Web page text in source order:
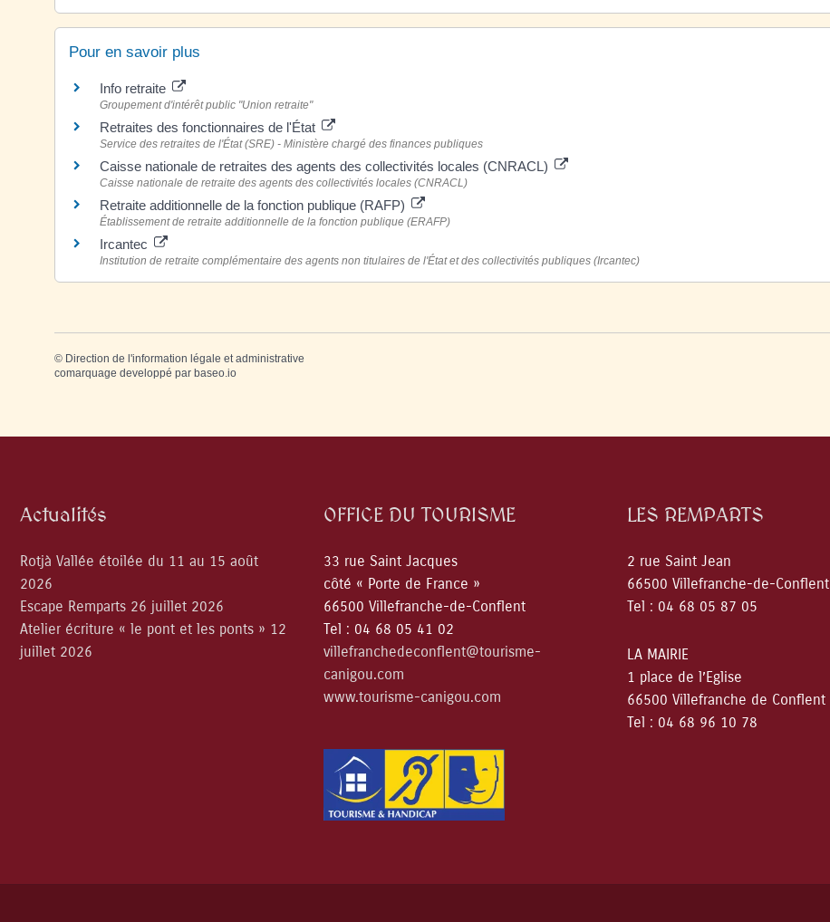
Pour en savoir plus
Info retraite
Groupement d'intérêt public "Union retraite"
Retraites des fonctionnaires de l'État
Service des retraites de l'État (SRE) - Ministère chargé des finances publiques
Caisse nationale de retraites des agents des collectivités locales (CNRACL)
Caisse nationale de retraite des agents des collectivités locales (CNRACL)
Retraite additionnelle de la fonction publique (RAFP)
Établissement de retraite additionnelle de la fonction publique (ERAFP)
Ircantec
Institution de retraite complémentaire des agents non titulaires de l'État et des collectivités publiques (Ircantec)
© Direction de l'information légale et administrative
comarquage developpé par baseo.io
Actualités
Rotjà Vallée étoilée du 11 au 15 août
2026
Escape Remparts 26 juillet 2026
Atelier écriture « le pont et les ponts » 12
juillet 2026
OFFICE DU TOURISME
33 rue Saint Jacques
côté « Porte de France »
66500 Villefranche-de-Conflent
Tel : 04 68 05 41 02
villefranchedeconflent@tourisme-
canigou.com
www.tourisme-canigou.com
LES REMPARTS
2 rue Saint Jean
66500 Villefranche-de-Conflent
Tel : 04 68 05 87 05
LA MAIRIE
1 place de l’Eglise
66500 Villefranche de Conflent
Tel : 04 68 96 10 78